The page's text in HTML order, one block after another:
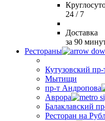
24 / 7
Доставка
за 90
Рестораны
Кутузовский пр-
Мытищи
пр-т Андропова
Аврора
Балаклавский
Ресторан на